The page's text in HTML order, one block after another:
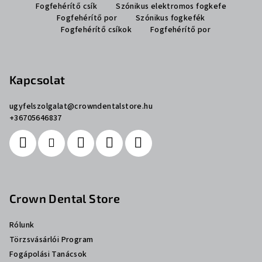
Fogfehérítő csík
Szónikus elektromos fogkefe
Fogfehérítő por
Szónikus fogkefék
Fogfehérítő csíkok
Fogfehérítő por
Kapcsolat
ugyfelszolgalat@crowndentalstore.hu
+36705646837
Crown Dental Store
Rólunk
Törzsvásárlói Program
Fogápolási Tanácsok